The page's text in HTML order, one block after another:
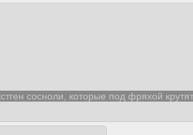
сосноли, которые под фряхой